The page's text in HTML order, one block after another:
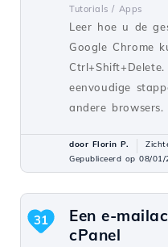
Tutorials / Apps
Leer hoe u de
Google Chrome
eenvoudige
andere browsers.
door Florin P.
Gepubliceerd op 08/01/
Een e-
cPanel
31